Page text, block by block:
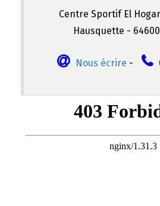
Centre Sportif El
Hausquette - 64600
Nous écrire -